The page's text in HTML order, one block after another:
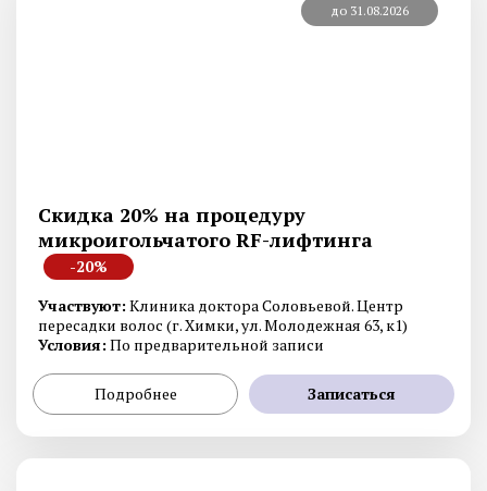
до 31.08.2026
Скидка 20% на процедуру
микроигольчатого RF-лифтинга
-20%
Участвуют: Клиника доктора Соловьевой. Центр
пересадки волос (г. Химки, ул. Молодежная 63, к1)
Условия: По предварительной записи
Подробнее Записаться